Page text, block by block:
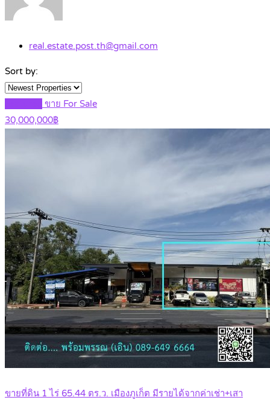
real.estate.post.th@gmail.com
Sort by:
ขาย For Sale
30,000,000฿
ขายที่ดิน 1 ไร่ 65.44 ตร.ว. เมืองภูเก็ต มีรายได้จากค่าเช่า+เสา